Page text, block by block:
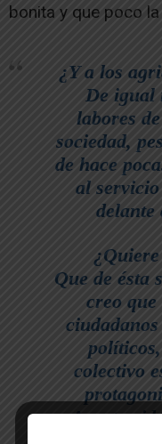
bonita y que poco
¿Y a los
De igual
labores
sociedad,
de hace
al
delante
Que de ésta
creo que
colectivo
Aportar